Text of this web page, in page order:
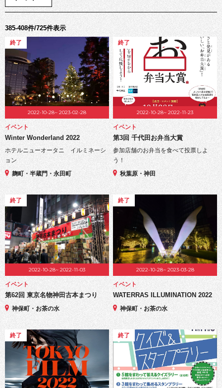
385-408件/725件表示
終了
2022-10-28~ 2023-02-28
イベント
Winter Wonderland 2022
ホテルニューオータニ イルミネーシ
ョン
麹町・半蔵門・永田町
終了
2022-10-28~ 2022-11-23
イベント
第3回 千代田お弁当大賞
参加店舗のお弁当を食べて投票しよ
う！
秋葉原・神田
終了
2022-10-28~ 2022-11-03
イベント
第62回 東京名物神田古本まつり
神保町・お茶の水
終了
2022-10-28~ 2023-03-28
イベント
WATERRAS ILLUMINATION 2022
神保町・お茶の水
終了 終了